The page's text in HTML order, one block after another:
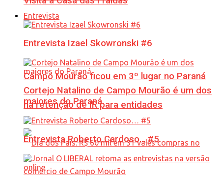
Campo Mourão ficou em 3º lugar no Paraná
na retenção de IR para entidades
Entrevista
Entrevista Izael Skowronski #6
Cortejo Natalino de Campo Mourão é um dos
maiores do Paraná
Entrevista Roberto Cardoso… #5